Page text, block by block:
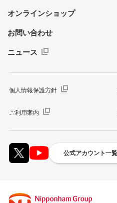
オンラインショップ
お問い合わせ
ニュース
個人情報保護方針
ご利用案内
公式アカウント一覧